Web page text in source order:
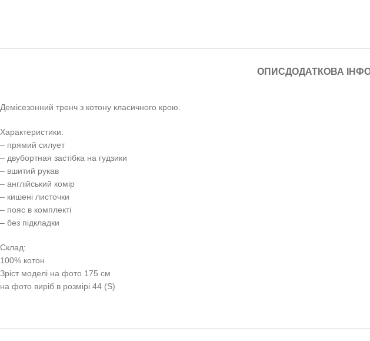
ОПИСДОДАТКОВА
Демісезонний тренч з котону класичного крою.
Характеристики:
– прямий силует
– двубортная застібка на гудзики
– вшитий рукав
– англійський комір
– кишені листочки
– пояс в комплекті
– без підкладки
Склад:
100% котон
Зріст моделі на фото 175 см
на фото виріб в розмірі 44 (S)